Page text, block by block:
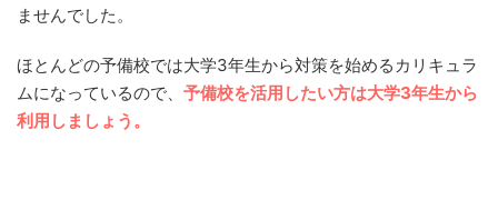
ませんでした。
ほとんどの予備校では大学3年生から対策を始めるカリキュラ
ムになっているので、 予備校を活用したい方は大学3年生から
利用しましょう。